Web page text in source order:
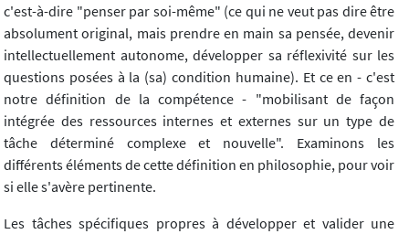
c'est-à-dire "penser par soi-même" (ce qui ne veut pas dire être
absolument original, mais prendre en main sa pensée, devenir
intellectuellement autonome, développer sa réflexivité sur les
questions posées à la (sa) condition humaine). Et ce en - c'est
notre définition de la compétence - "mobilisant de façon
intégrée des ressources internes et externes sur un type de
tâche déterminé complexe et nouvelle". Examinons les
différents éléments de cette définition en philosophie, pour voir
si elle s'avère pertinente.
Les tâches spécifiques propres à développer et valider une